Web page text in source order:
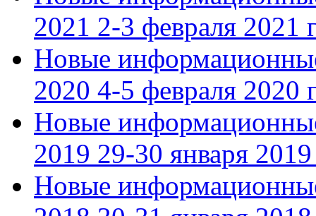
2021 2-3 февраля 2021
Новые
2020 4-5 февраля 2020
Новые
2019 29-30 января 2019
Новые